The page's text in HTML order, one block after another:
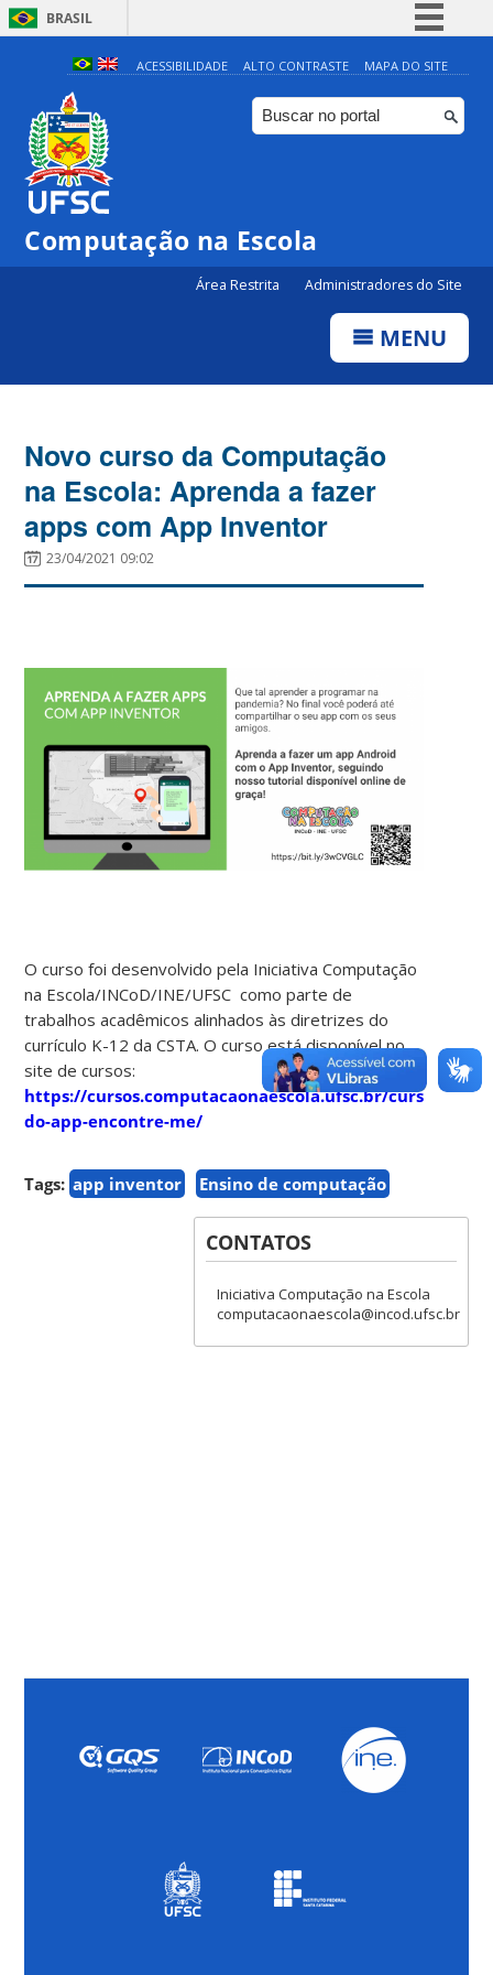
BRASIL
Simplifique!
Comunica BR
Participe
ACESSIBILIDADE ALTO CONTRASTE MAPA DO SITE
Computação na Escola
Área Restrita Administradores do Site
MENU
Novo curso da Computação
na Escola: Aprenda a fazer
apps com App Inventor
23/04/2021 09:02
O curso foi desenvolvido pela Iniciativa Computação
na Escola/INCoD/INE/UFSC como parte de
trabalhos acadêmicos alinhados às diretrizes do
currículo K-12 da CSTA. O curso está disponível no
site de cursos:
https://cursos.computacaonaescola.ufsc.br/cursos/
do-app-encontre-me/
Tags: app inventor Ensino de computação
CONTATOS
Iniciativa Computação na Escola
computacaonaescola@incod.ufsc.br